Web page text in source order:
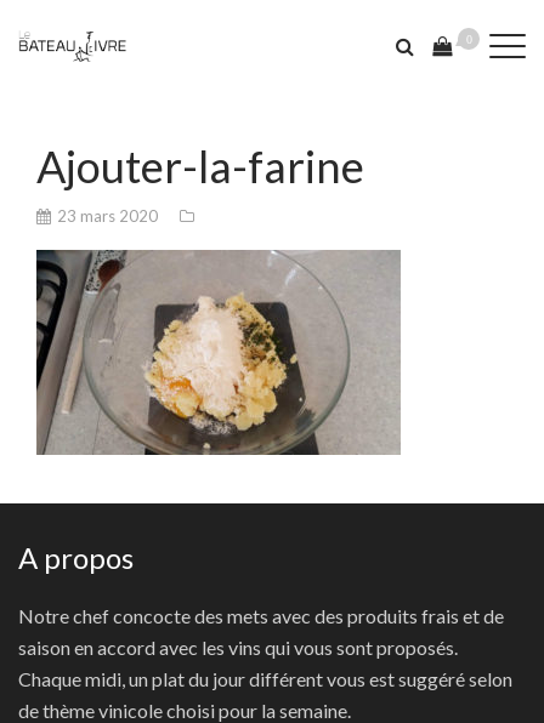
0
Ajouter-la-farine
23 mars 2020
A propos
Notre chef concocte des mets avec des produits frais et de
saison en accord avec les vins qui vous sont proposés.
Chaque midi, un plat du jour différent vous est suggéré selon
de thème vinicole choisi pour la semaine.